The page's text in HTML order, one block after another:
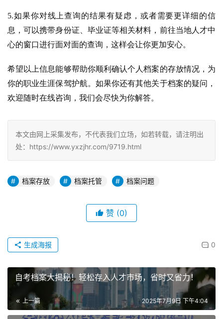
5.如果你对线上查询的结果有疑虑，或者需要更详细的信
息，可以携带身份证、毕业证等相关材料，前往当地人才中
心的窗口进行面对面的查询，这样会让你更加安心。
希望以上信息能够帮助你顺利确认个人档案的存放情况，为
你的职业生涯保驾护航。如果你还有其他关于档案的疑问，
欢迎随时在线咨询，我们会尽快为你解答。
本文由网上采集发布，不代表我们立场，如若转载，请注明出
处：https://www.yxzjhr.com/9719.html
档案存放 档案托管 档案问题
赞 (0)
0
生成海报
自考档案大揭秘！轻松存入人才市场，省时又省力！
上一篇 2025年7月9日 下午4:04